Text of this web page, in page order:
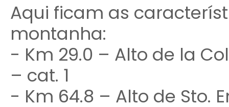
Aqui ficam as
montanha:
- Km 29.0 – Alto de la
– cat. 1
- Km 64.8 – Alto de Sto.